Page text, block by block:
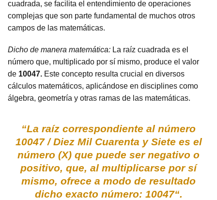
cuadrada, se facilita el entendimiento de operaciones
complejas que son parte fundamental de muchos otros
campos de las matemáticas.
Dicho de manera matemática: La raíz cuadrada es el
número que, multiplicado por sí mismo, produce el valor
de 10047. Este concepto resulta crucial en diversos
cálculos matemáticos, aplicándose en disciplines como
álgebra, geometría y otras ramas de las matemáticas.
“La raíz correspondiente al número
10047 / Diez Mil Cuarenta y Siete es el
número (X) que puede ser negativo o
positivo, que, al multiplicarse por sí
mismo, ofrece a modo de resultado
dicho exacto número: 10047“.